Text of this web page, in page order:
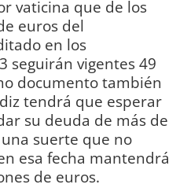
vaticina que de los
euros del
en los
seguirán vigentes 49
documento también
tendrá que esperar
su deuda de más de
suerte que no
esa fecha mantendrá
de euros.